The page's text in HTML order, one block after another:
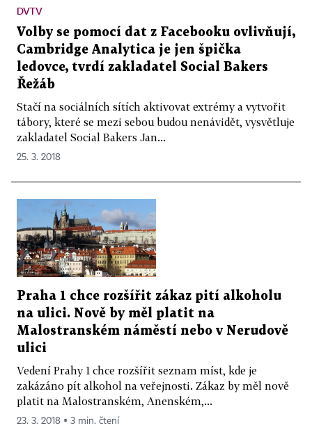
DVTV
Volby se pomocí dat z Facebooku ovlivňují,
Cambridge Analytica je jen špička
ledovce, tvrdí zakladatel Social Bakers
Řežáb
Stačí na sociálních sítích aktivovat extrémy a vytvořit
tábory, které se mezi sebou budou nenávidět, vysvětluje
zakladatel Social Bakers Jan...
25. 3. 2018
Praha 1 chce rozšířit zákaz pití alkoholu
na ulici. Nově by měl platit na
Malostranském náměstí nebo v Nerudově
ulici
Vedení Prahy 1 chce rozšířit seznam míst, kde je
zakázáno pít alkohol na veřejnosti. Zákaz by měl nově
platit na Malostranském, Anenském,...
23. 3. 2018 ▪ 3 min. čtení